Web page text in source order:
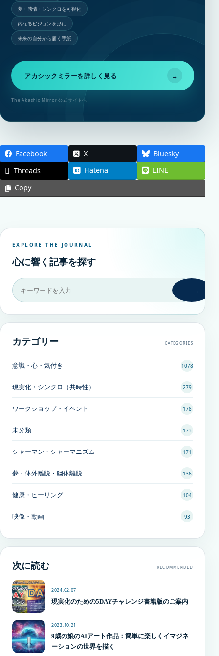
夢・感情・シンクロを可視化
内なるビジョンを形に
未来の自分から届く手紙
アカシックミラーを詳しく見る →
The Akashic Mirror 公式サイトへ
Facebook X
Bluesky
Threads
Hatena
LINE
Copy
EXPLORE THE JOURNAL
心に響く記事を探す
→
カテゴリー CATEGORIES
意識・心・気付き 1078
現実化・シンクロ（共時性） 279
ワークショップ・イベント 178
未分類 173
シャーマン・シャーマニズム 171
夢・体外離脱・幽体離脱 136
健康・ヒーリング 104
映像・動画 93
次に読む RECOMMENDED
2024.02.07
現実化のための5DAYチャレンジ書籍版のご案内
2023.10.21
9歳の娘のAIアート作品：簡単に楽しくイマジネ
ーションの世界を描く